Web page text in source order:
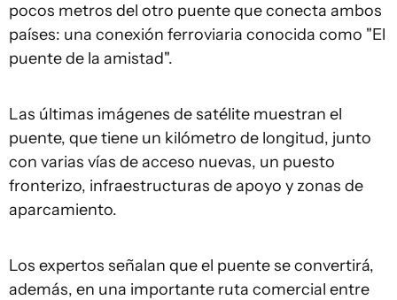
pocos metros del otro puente que conecta ambos
países: una conexión ferroviaria conocida como "El
puente de la amistad".
Las últimas imágenes de satélite muestran el
puente, que tiene un kilómetro de longitud, junto
con varias vías de acceso nuevas, un puesto
fronterizo, infraestructuras de apoyo y zonas de
aparcamiento.
Los expertos señalan que el puente se convertirá,
además, en una importante ruta comercial entre